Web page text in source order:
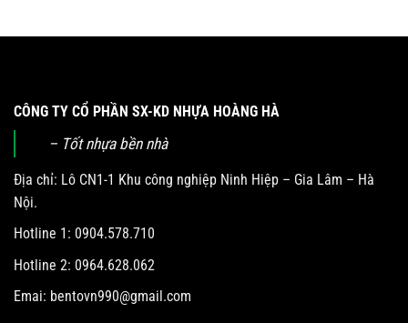
CÔNG TY CỔ PHẦN SX-KD NHỰA HOÀNG HÀ
– Tốt nhựa bền nhà
Địa chỉ: Lô CN1-1 Khu công nghiệp Ninh Hiệp – Gia Lâm – Hà
Nội.
Hotline 1: 0904.578.710
Hotline 2: 0964.628.062
Emai: bentovn990@gmail.com